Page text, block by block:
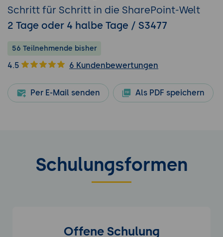
Schritt für Schritt in die SharePoint-Welt
2 Tage oder 4 halbe Tage / S3477
56 Teilnehmende bisher
4.5 6 Kundenbewertungen
Per E-Mail senden Als PDF speichern
Schulungsformen
Offene Schulung